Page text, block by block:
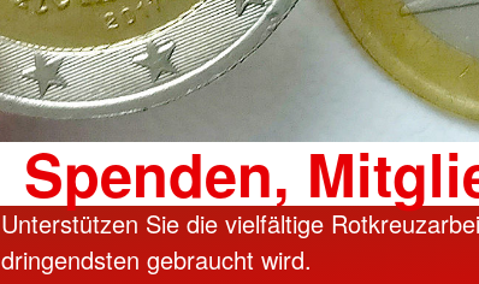
Spenden,
Unterstützen Sie die vielfältige
dringendsten gebraucht wird.